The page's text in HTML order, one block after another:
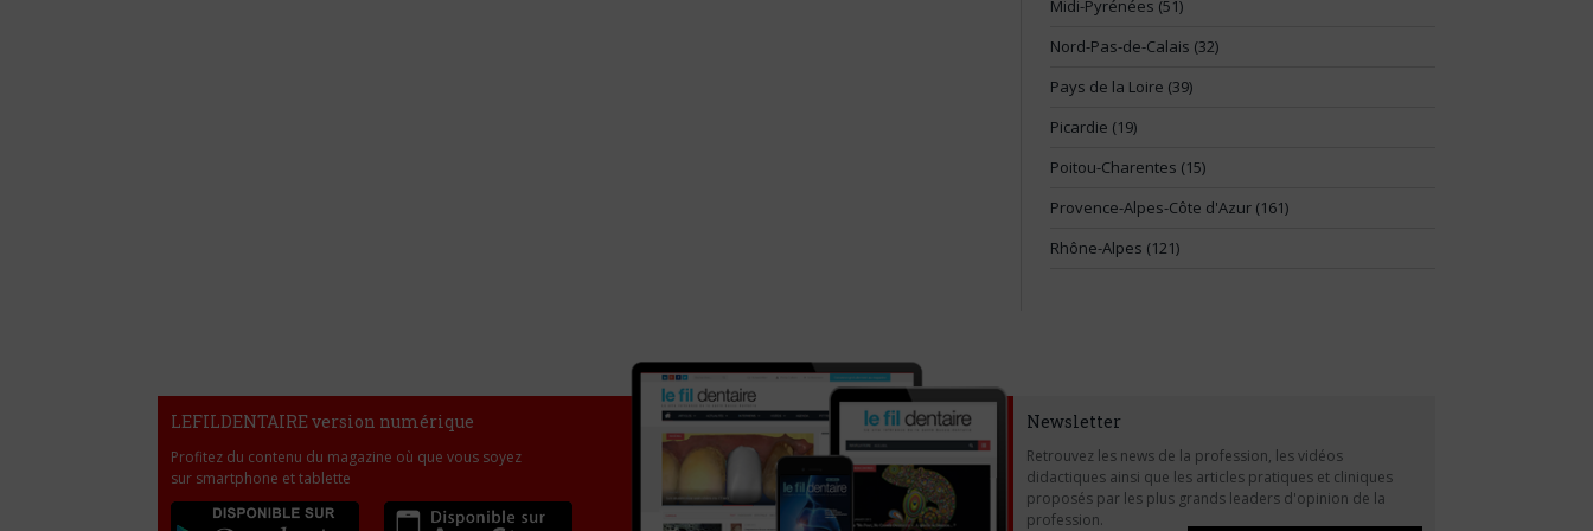
Midi-Pyrénées (51)
Nord-Pas-de-Calais (32)
Pays de la Loire (39)
Picardie (19)
Poitou-Charentes (15)
Provence-Alpes-Côte d'Azur (161)
Rhône-Alpes (121)
LEFILDENTAIRE version numérique
Profitez du contenu du magazine où que vous soyez
sur smartphone et tablette
Newsletter
Retrouvez les news de la profession, les vidéos
didactiques ainsi que les articles pratiques et cliniques
proposés par les plus grands leaders d'opinion de la
profession.